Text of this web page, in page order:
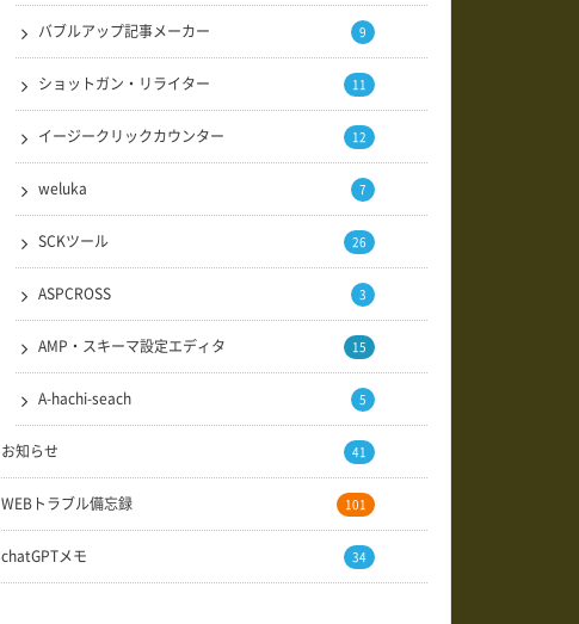
バブルアップ記事メーカー 9
ショットガン・リライター 11
イージークリックカウンター 12
weluka 7
SCKツール 26
ASPCROSS 3
AMP・スキーマ設定エディタ 15
A-hachi-seach 5
お知らせ 41
WEBトラブル備忘録 101
chatGPTメモ 34